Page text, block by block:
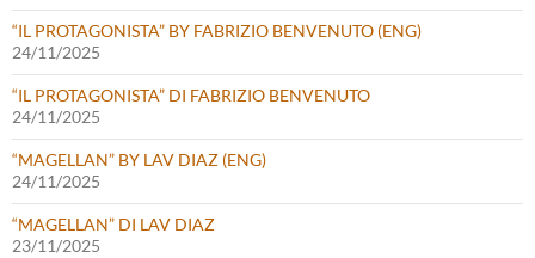
“IL PROTAGONISTA” BY FABRIZIO BENVENUTO (ENG)
24/11/2025
“IL PROTAGONISTA” DI FABRIZIO BENVENUTO
24/11/2025
“MAGELLAN” BY LAV DIAZ (ENG)
24/11/2025
“MAGELLAN” DI LAV DIAZ
23/11/2025